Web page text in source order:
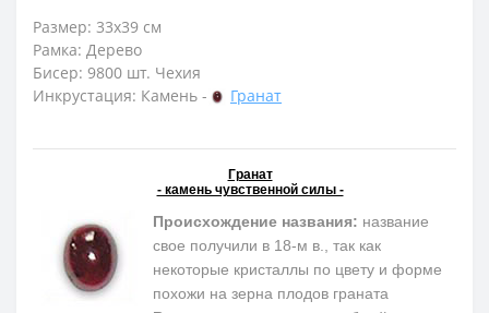
Размер: 33х39 см
Рамка: Дерево
Бисер: 9800 шт. Чехия
Инкрустация: Камень -
Гранат
Гранат
- камень чувственной силы -
Происхождение названия: название
свое получили в 18-м в., так как
некоторые кристаллы по цвету и форме
похожи на зерна плодов граната